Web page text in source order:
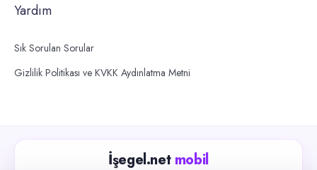
Yardım
Sık Sorulan Sorular
Gizlilik Politikası ve KVKK Aydınlatma Metni
İşegel.net mobil